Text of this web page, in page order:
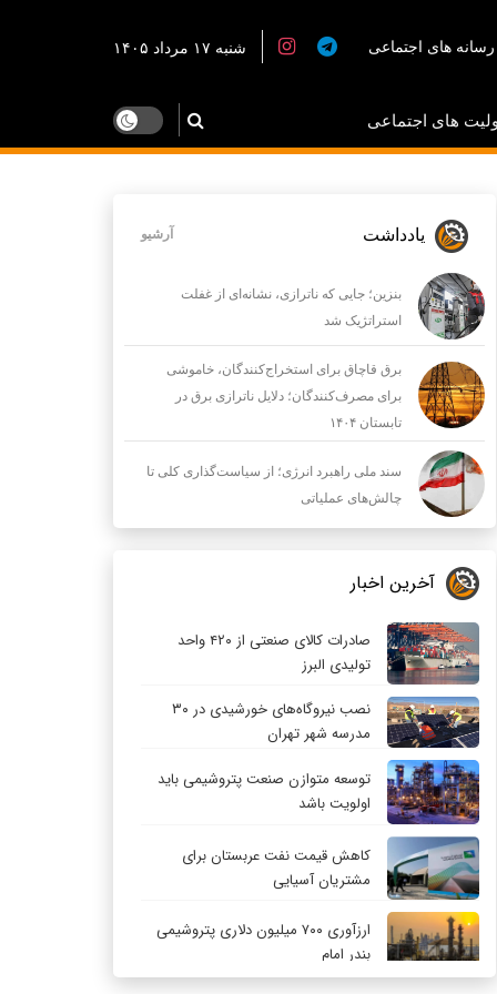
های اجتماعی شنبه ۱۷ مرداد ۱۴۰۵
های اجتماعی
یادداشت آرشیو
بنزین؛ جایی که ناترازی، نشانه‌ای از غفلت
استراتژیک شد
برق قاچاق برای استخراج‌کنندگان، خاموشی
برای مصرف‌کنندگان؛ دلایل ناترازی برق در
تابستان ۱۴۰۴
سند ملی راهبرد انرژی؛ از سیاست‌گذاری کلی تا
چالش‌های عملیاتی
آخرین اخبار
صادرات کالای صنعتی از ۴۲۰ واحد
تولیدی البرز
نصب نیروگاه‌های خورشیدی در ۳۰
مدرسه شهر تهران
توسعه متوازن صنعت پتروشیمی باید
اولویت باشد
کاهش قیمت نفت عربستان برای
مشتریان آسیایی
ارزآوری ۷۰۰ میلیون دلاری پتروشیمی
بندر امام